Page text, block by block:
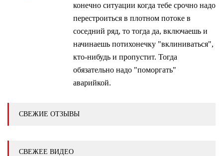
конечно ситуации когда тебе срочно надо
перестроиться в плотном потоке в
соседний ряд, то тогда да, включаешь и
начинаешь потихонечку "вклиниваться",
кто-нибудь и пропустит. Тогда
обязательно надо "поморгать"
аварийкой.
СВЕЖИЕ ОТЗЫВЫ
СВЕЖЕЕ ВИДЕО